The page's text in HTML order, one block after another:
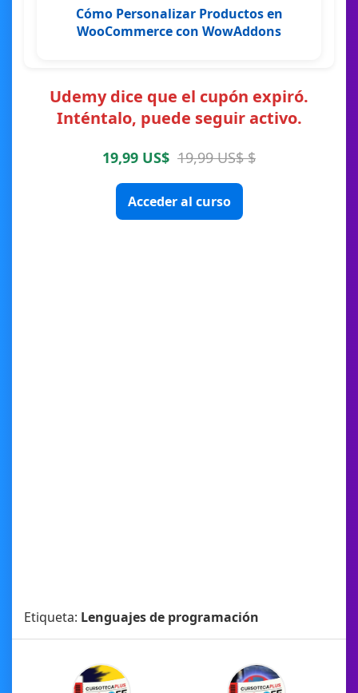
Cómo Personalizar Productos en
WooCommerce con WowAddons
Udemy dice que el cupón expiró.
Inténtalo, puede seguir activo.
19,99 US$ 19,99 US$ $
Acceder al curso
Etiqueta: Lenguajes de programación